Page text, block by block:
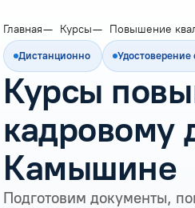
Главная Курсы Повышение
Дистанционно
Курсы
кадровому
Камышине
Подготовим документы,